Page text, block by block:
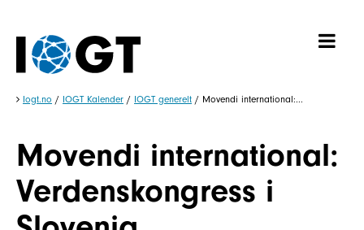
Iogt.no / IOGT Kalender / IOGT generelt / Movendi international:...
Movendi international:
Verdenskongress i